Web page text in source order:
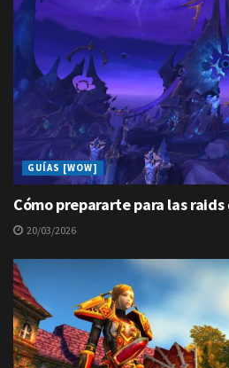
GUÍAS [WOW]
Cómo prepararte para las
20/03/2026